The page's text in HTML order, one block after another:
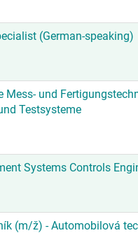
(German-speaking)
Mess- und
Testsysteme
Systems Controls
(m/ž) - Automobilová